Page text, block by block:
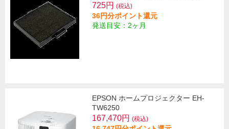
725円 (税込)
36円分ポイント還元
発送目安：2ヶ月
EPSON ホームプロジェクター EH-
TW6250
167,470円 (税込)